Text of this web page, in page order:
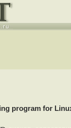
program for